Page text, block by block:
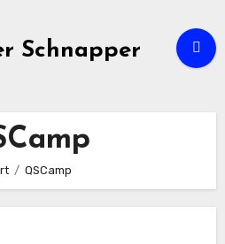
Schnapper
QSCamp